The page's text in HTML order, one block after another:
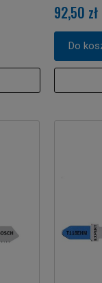
92,50 zł
Do